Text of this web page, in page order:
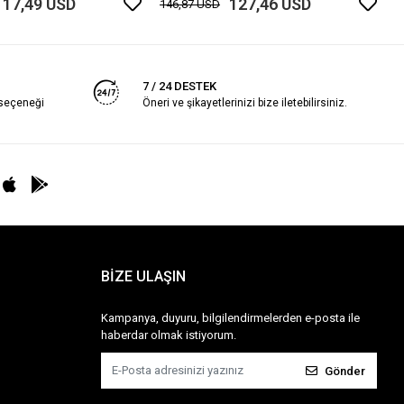
USD 146,87 USD 127,46 USD
7 / 24 DESTEK
Öneri ve şikayetlerinizi bize iletebilirsiniz.
BİZE ULAŞIN
Kampanya, duyuru, bilgilendirmelerden e-posta ile
haberdar olmak istiyorum.
Gönder